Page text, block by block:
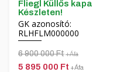
Fliegl Küllős kapa
Készleten!
GK azonosító:
RLHFLM000000
6 900 000 Ft+Áfa
5 895 000 Ft +Áfa